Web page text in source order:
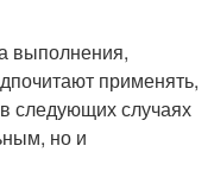
выполнения,
применять,
следующих случаях
но и